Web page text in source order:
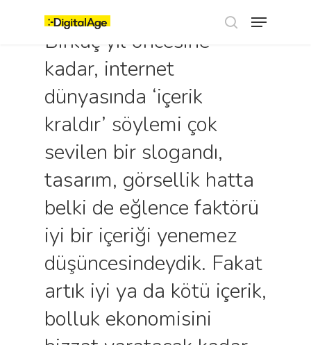
Menu
Birkaç yıl öncesine
kadar, internet
dünyasında ‘içerik
kraldır’ söylemi çok
sevilen bir slogandı,
tasarım, görsellik hatta
belki de eğlence faktörü
iyi bir içeriği yenemez
düşüncesindeydik. Fakat
artık iyi ya da kötü içerik,
bolluk ekonomisini